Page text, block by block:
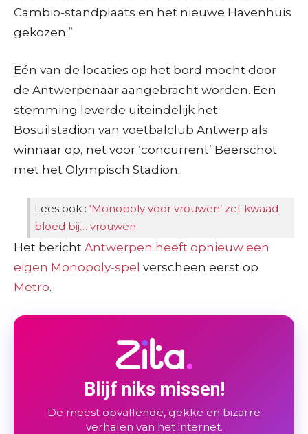
Cambio-standplaats en het nieuwe Havenhuis
gekozen.”
Eén van de locaties op het bord mocht door
de Antwerpenaar aangebracht worden. Een
stemming leverde uiteindelijk het
Bosuilstadion van voetbalclub Antwerp als
winnaar op, net voor ‘concurrent’ Beerschot
met het Olympisch Stadion.
Lees ook : ‘Monopoly voor vrouwen’ zet kwaad
bloed bij… vrouwen
Het bericht Antwerpen heeft opnieuw een
eigen Monopoly-spel verscheen eerst op
Metro.
Blijf niks missen!
De meest opvallende, gekke en bizarre
verhalen van het internet.